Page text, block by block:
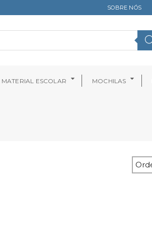
SOBRE NÓS
MATERIAL ESCOLAR MOCHILAS